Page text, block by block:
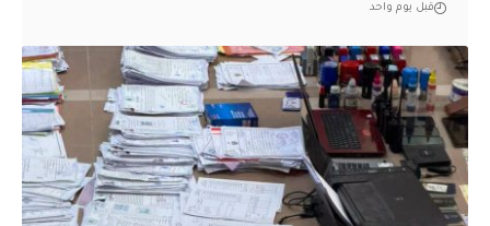
قبل يوم واحد